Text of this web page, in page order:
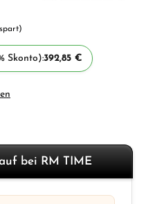
Skonto):392,85 €
bei RM TIME